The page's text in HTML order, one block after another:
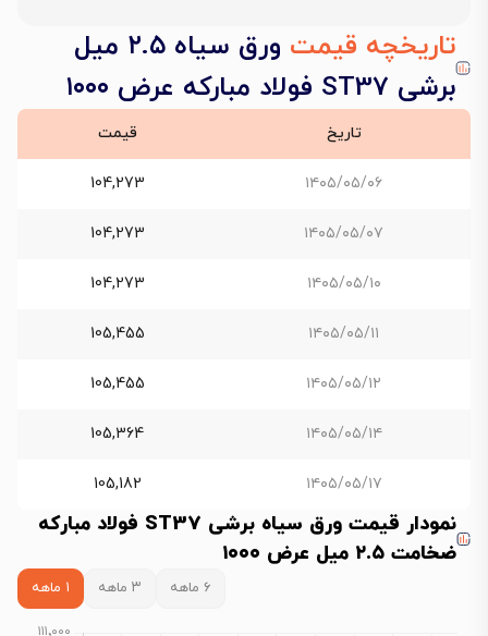
تاریخچه قیمت
ورق سیاه ۲.۵ میل
برشی ST37 فولاد مبارکه عرض ۱۰۰۰
تاریخ قیمت
۱۴۰۵/۰۵/۰۶ 104,273
۱۴۰۵/۰۵/۰۷ 104,273
۱۴۰۵/۰۵/۱۰ 104,273
۱۴۰۵/۰۵/۱۱ 105,455
۱۴۰۵/۰۵/۱۲ 105,455
۱۴۰۵/۰۵/۱۴ 105,364
۱۴۰۵/۰۵/۱۷ 105,182
نمودار قیمت ورق سیاه برشی ST37 فولاد مبارکه
ضخامت ۲.۵ میل عرض ۱۰۰۰
۶ ماهه ۳ ماهه ۱ ماهه